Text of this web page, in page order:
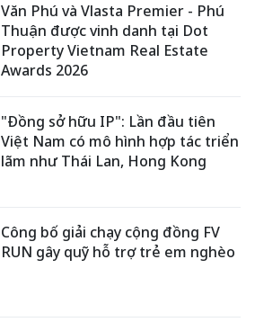
Văn Phú và Vlasta Premier - Phú
Thuận được vinh danh tại Dot
Property Vietnam Real Estate
Awards 2026
"Đồng sở hữu IP": Lần đầu tiên
Việt Nam có mô hình hợp tác triển
lãm như Thái Lan, Hong Kong
Công bố giải chạy cộng đồng FV
RUN gây quỹ hỗ trợ trẻ em nghèo